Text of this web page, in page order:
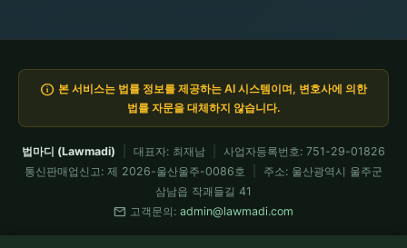
info 본 서비스는 법률 정보를 제공하는 AI 시스템이며, 변호사에 의한
법률 자문을 대체하지 않습니다.
법마디 (Lawmadi) 대표자: 최재남
사업자등록번호: 751-29-01826
통신판매업신고: 제 2026-울산울주-0086호
주소: 울산광역시 울주군
삼남읍 작괘들길 41
mail 고객문의: admin@lawmadi.com